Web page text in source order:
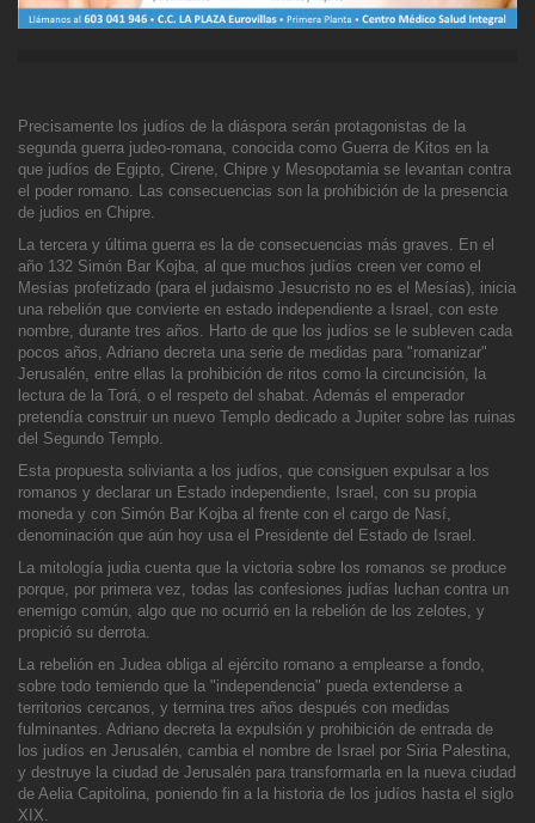
Precisamente los judíos de la diáspora serán protagonistas de la
segunda guerra judeo-romana, conocida como Guerra de Kitos en la
que judíos de Egipto, Cirene, Chipre y Mesopotamia se levantan contra
el poder romano. Las consecuencias son la prohibición de la presencia
de judios en Chipre.
La tercera y última guerra es la de consecuencias más graves. En el
año 132 Simón Bar Kojba, al que muchos judíos creen ver como el
Mesías profetizado (para el judaismo Jesucristo no es el Mesías), inicia
una rebelión que convierte en estado independiente a Israel, con este
nombre, durante tres años. Harto de que los judíos se le subleven cada
pocos años, Adriano decreta una serie de medidas para "romanizar"
Jerusalén, entre ellas la prohibición de ritos como la circuncisión, la
lectura de la Torá, o el respeto del shabat. Además el emperador
pretendía construir un nuevo Templo dedicado a Jupiter sobre las ruinas
del Segundo Templo.
Esta propuesta solivianta a los judíos, que consiguen expulsar a los
romanos y declarar un Estado independiente, Israel, con su propia
moneda y con Simón Bar Kojba al frente con el cargo de Nasí,
denominación que aún hoy usa el Presidente del Estado de Israel.
La mitología judia cuenta que la victoria sobre los romanos se produce
porque, por primera vez, todas las confesiones judías luchan contra un
enemigo común, algo que no ocurrió en la rebelión de los zelotes, y
propició su derrota.
La rebelión en Judea obliga al ejército romano a emplearse a fondo,
sobre todo temiendo que la "independencia" pueda extenderse a
territorios cercanos, y termina tres años después con medidas
fulminantes. Adriano decreta la expulsión y prohibición de entrada de
los judíos en Jerusalén, cambia el nombre de Israel por Siria Palestina,
y destruye la ciudad de Jerusalén para transformarla en la nueva ciudad
de Aelia Capitolina, poniendo fin a la historia de los judíos hasta el siglo
XIX.